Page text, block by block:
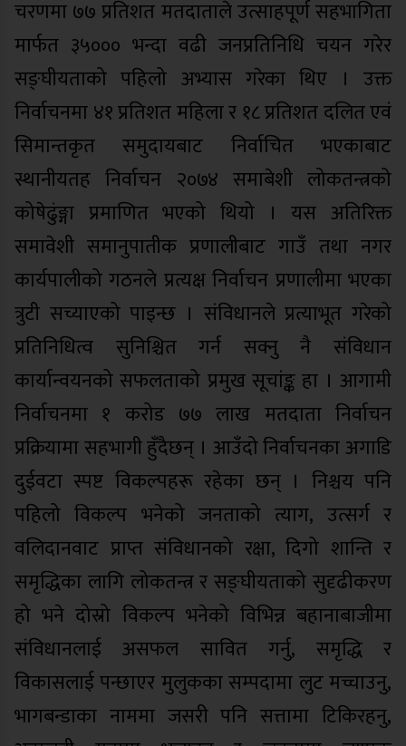
चरणमा ७७ प्रतिशत मतदाताले उत्साहपूर्ण सहभागिता
मार्फत ३५००० भन्दा वढी जनप्रतिनिधि चयन गरेर
सङ्घीयताको पहिलो अभ्यास गरेका थिए । उक्त
निर्वाचनमा ४१ प्रतिशत महिला र १८ प्रतिशत दलित एवं
सिमान्तकृत समुदायबाट निर्वाचित भएकाबाट
स्थानीयतह निर्वाचन २०७४ समाबेशी लोकतन्त्रको
कोषेढुंङ्गा प्रमाणित भएको थियो । यस अतिरिक्त
समावेशी समानुपातीक प्रणालीबाट गाउँ तथा नगर
कार्यपालीको गठनले प्रत्यक्ष निर्वाचन प्रणालीमा भएका
त्रुटी सच्याएको पाइन्छ । संविधानले प्रत्याभूत गरेको
प्रतिनिधित्व सुनिश्चित गर्न सक्नु नै संविधान
कार्यान्वयनको सफलताको प्रमुख सूचांङ्क हा । आगामी
निर्वाचनमा १ करोड ७७ लाख मतदाता निर्वाचन
प्रक्रियामा सहभागी हुँदैछन् । आउँदो निर्वाचनका अगाडि
दुईवटा स्पष्ट विकल्पहरू रहेका छन् । निश्चय पनि
पहिलो विकल्प भनेको जनताको त्याग, उत्सर्ग र
वलिदानवाट प्राप्त संविधानको रक्षा, दिगो शान्ति र
समृद्धिका लागि लोकतन्त्र र सङ्घीयताको सुदृढीकरण
हो भने दोस्रो विकल्प भनेको विभिन्न बहानाबाजीमा
संविधानलाई असफल सावित गर्नु, समृद्धि र
विकासलाई पन्छाएर मुलुकका सम्पदामा लुट मच्चाउनु,
भागबन्डाका नाममा जसरी पनि सत्तामा टिकिरहनु,